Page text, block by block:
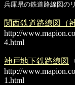
兵庫県の鉄道路線図の
関西鉄道路線図（
http://
4.html
神戸地下鉄路線図
http://
1.html